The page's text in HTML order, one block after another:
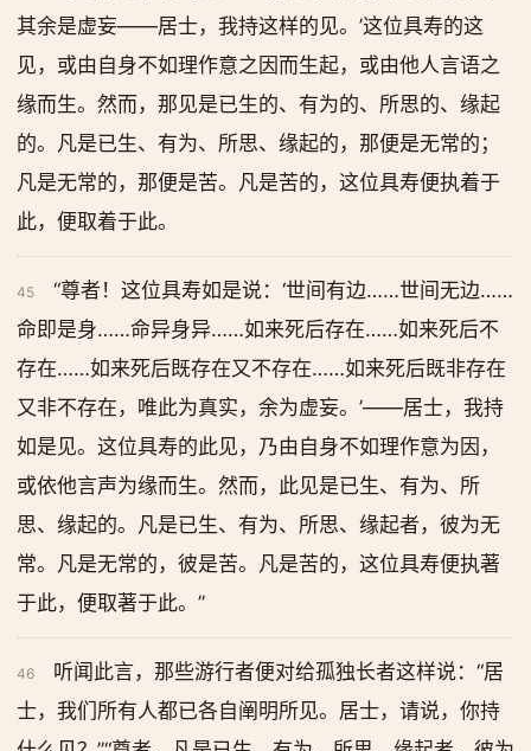
其余是虚妄——居士，我持这样的见。’这位具寿的这
见，或由自身不如理作意之因而生起，或由他人言语之
缘而生。然而，那见是已生的、有为的、所思的、缘起
的。凡是已生、有为、所思、缘起的，那便是无常的；
凡是无常的，那便是苦。凡是苦的，这位具寿便执着于
此，便取着于此。
45
“尊者！这位具寿如是说：‘世间有边……世间无边……
命即是身……命异身异……如来死后存在……如来死后不
存在……如来死后既存在又不存在……如来死后既非存在
又非不存在，唯此为真实，余为虚妄。’——居士，我持
如是见。这位具寿的此见，乃由自身不如理作意为因，
或依他言声为缘而生。然而，此见是已生、有为、所
思、缘起的。凡是已生、有为、所思、缘起者，彼为无
常。凡是无常的，彼是苦。凡是苦的，这位具寿便执著
于此，便取著于此。”
46
听闻此言，那些游行者便对给孤独长者这样说：“居
士，我们所有人都已各自阐明所见。居士，请说，你持